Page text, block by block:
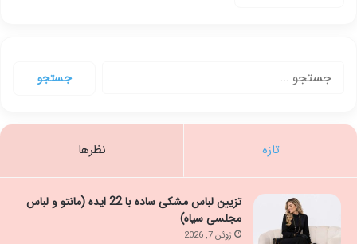
تازه نظرها
تزیین لباس مشکی ساده با 22 ایده (مانتو و لباس
مجلسی سیاه)
ژوئن 7, 2026